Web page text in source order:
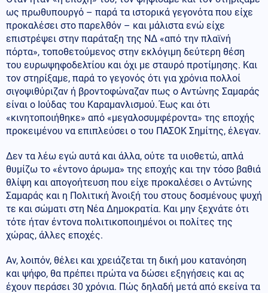
ως πρωθυπουργό – παρά τα ιστορικά γεγονότα που είχε
προκαλέσει στο παρελθόν – και μάλιστα ενώ είχε
επιστρέψει στην παράταξη της ΝΔ «από την πλαϊνή
πόρτα», τοποθετούμενος στην εκλόγιμη δεύτερη θέση
του ευρωψηφοδελτίου και όχι με σταυρό προτίμησης. Και
τον στηρίξαμε, παρά το γεγονός ότι για χρόνια πολλοί
σιγοψιθύριζαν ή βροντοφώναζαν πως ο Αντώνης Σαμαράς
είναι ο Ιούδας του Καραμανλισμού. Έως και ότι
«κινητοποιήθηκε» από «μεγαλοσυμφέροντα» της εποχής
προκειμένου να επιπλεύσει ο του ΠΑΣΟΚ Σημίτης, έλεγαν.
Δεν τα λέω εγώ αυτά και άλλα, ούτε τα υιοθετώ, απλά
θυμίζω το «έντονο άρωμα» της εποχής και την τόσο βαθιά
θλίψη και απογοήτευση που είχε προκαλέσει ο Αντώνης
Σαμαράς και η Πολιτική Άνοιξή του στους δοσμένους ψυχή
τε και σώματι στη Νέα Δημοκρατία. Και μην ξεχνάτε ότι
τότε ήταν έντονα πολιτικοποιημένοι οι πολίτες της
χώρας, άλλες εποχές.
Αν, λοιπόν, θέλει και χρειάζεται τη δική μου κατανόηση
και ψήφο, θα πρέπει πρώτα να δώσει εξηγήσεις και ας
έχουν περάσει 30 χρόνια. Πώς δηλαδή μετά από εκείνα τα